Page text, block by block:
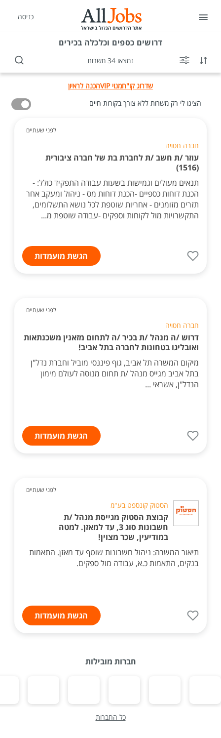
כניסה
דרושים כספים וכלכלה בכירים
נמצאו 34 משרות
שדרוג קו"חמנוי VIP
הכנה לראיון
הציגו לי רק משרות ללא צורך בקורות חיים
לפני שעתיים
חברה חסויה
עוזר /ת חשב /ת לחברת בת של חברה ציבורית
(1516)
תנאים מעולים וגמישות בשעות עבודה התפקיד כולל: -
הכנת דוחות כספיים -הכנת דוחות מס - ניהול ומעקב אחר
תזרים מזומנים - אחריות שוטפת לכל נושא התשלומים,
התקשרויות מול לקוחות וספקים -עבודה שוטפת מ...
הגשת מועמדות
לפני שעתיים
חברה חסויה
דרוש /ה מנהל /ת בכיר /ה לתחום מזאנין משכנתאות
ואובליגו בטחונות לחברה בתל אביב!
מיקום המשרה תל אביב, גוף פיננסי מוביל וחברת נדל"ן
בתל אביב מגייס מנהל /ת תחום מנוסה לעולם מימון
הנדל"ן, אשראי ...
הגשת מועמדות
לפני שעתיים
הסטוק קונספט בע"מ
קבוצת הסטוק מגייסת מנהל /ת
חשבונות סוג 3, עד למאזן. למטה
במודיעין, שכר מצוין!
תיאור המשרה: ניהול חשבונות שוטף עד מאזן. התאמות
בנקים, התאמות כ.א, עבודה מול ספקים.
הגשת מועמדות
חברות מובילות
כל החברות